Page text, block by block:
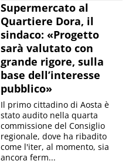
Supermercato al
Quartiere Dora, il
sindaco: «Progetto
sarà valutato con
grande rigore, sulla
base dell’interesse
pubblico»
Il primo cittadino di Aosta è
stato audito nella quarta
commissione del Consiglio
regionale, dove ha ribadito
come l'iter, al momento, sia
ancora ferm...